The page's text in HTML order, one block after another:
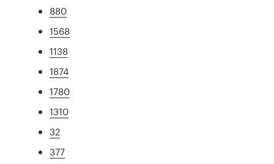
880
1568
1138
1874
1780
1310
32
377